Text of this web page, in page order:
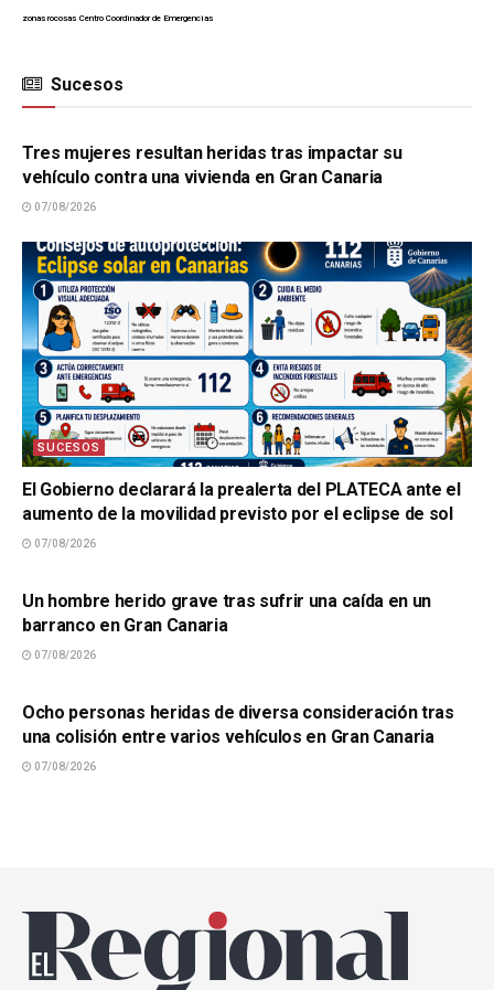
zonas rocosas Centro Coordinador de Emergencias
Sucesos
SUCESOS
Tres mujeres resultan heridas tras impactar su
vehículo contra una vivienda en Gran Canaria
07/08/2026
SUCESOS
El Gobierno declarará la prealerta del PLATECA ante el
aumento de la movilidad previsto por el eclipse de sol
07/08/2026
Un hombre herido grave tras sufrir una caída en un
barranco en Gran Canaria
07/08/2026
Ocho personas heridas de diversa consideración tras
una colisión entre varios vehículos en Gran Canaria
07/08/2026